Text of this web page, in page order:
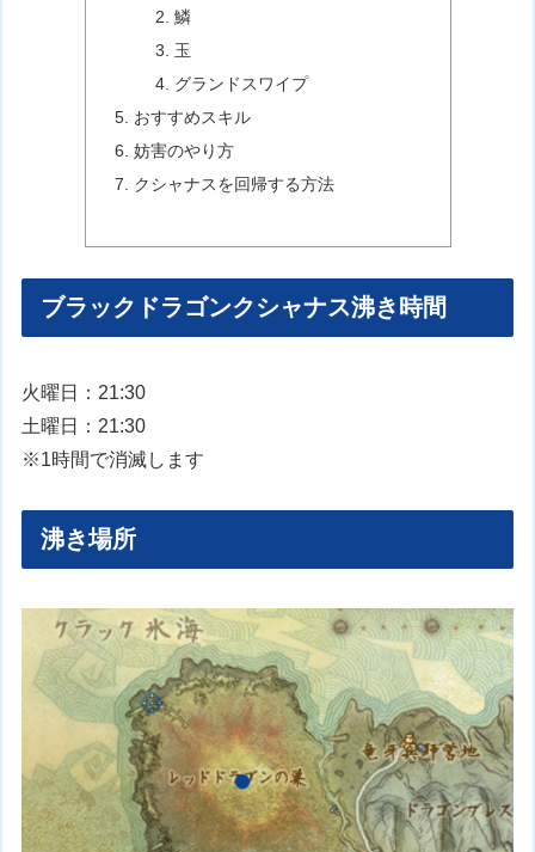
鱗
玉
グランドスワイプ
おすすめスキル
妨害のやり方
クシャナスを回帰する方法
ブラックドラゴンクシャナス沸き時間
火曜日：21:30
土曜日：21:30
※1時間で消滅します
沸き場所